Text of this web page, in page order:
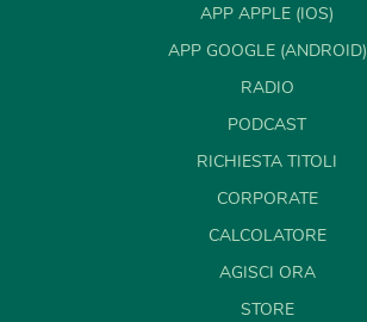
APP APPLE (IOS)
APP GOOGLE (ANDROID)
RADIO
PODCAST
RICHIESTA TITOLI
CORPORATE
CALCOLATORE
AGISCI ORA
STORE